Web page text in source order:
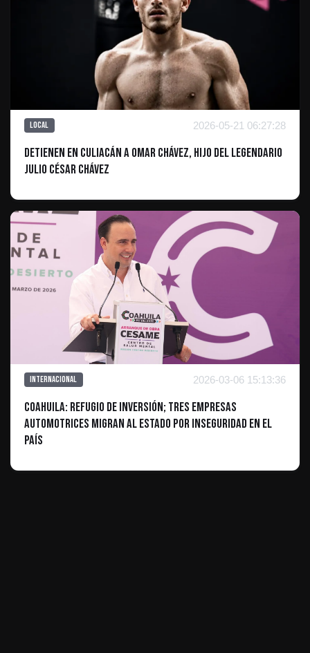
Local 2026-05-21 06:27:28
Detienen en Culiacán a Omar Chávez, hijo del legendario
Julio César Chávez
Internacional 2026-03-06 15:13:36
Coahuila: Refugio de inversión; tres empresas
automotrices migran al estado por inseguridad en el
país